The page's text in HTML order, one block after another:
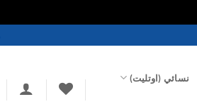
نسائي (اوتليت)